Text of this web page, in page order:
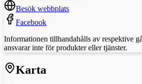
Besök webbplats
Facebook
Informationen tillhandahålls av respektive
ansvarar inte för produkter eller tjänster.
Karta